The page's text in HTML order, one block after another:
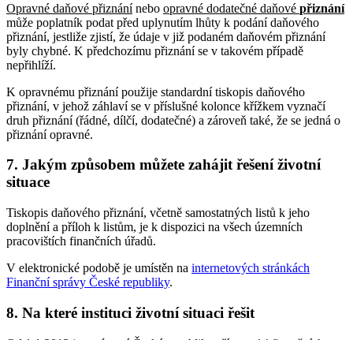
Opravné daňové přiznánínebo opravné dodatečné daňové přiznání
může poplatník podat před uplynutím lhůty k podání daňového
přiznání, jestliže zjistí, že údaje v již podaném daňovém přiznání
byly chybné. K předchozímu přiznání se v takovém případě
nepřihlíží.
K opravnému přiznání použije standardní tiskopis daňového
přiznání, v jehož záhlaví se v příslušné kolonce křížkem vyznačí
druh přiznání (řádné, dílčí, dodatečné) a zároveň také, že se jedná o
přiznání opravné.
7. Jakým způsobem můžete zahájit řešení životní
situace
Tiskopis daňového přiznání, včetně samostatných listů k jeho
doplnění a příloh k listům, je k dispozici na všech územních
pracovištích finančních úřadů.
V elektronické podobě je umístěn na internetových stránkách
Finanční správy České republiky.
8. Na které instituci životní situaci řešit